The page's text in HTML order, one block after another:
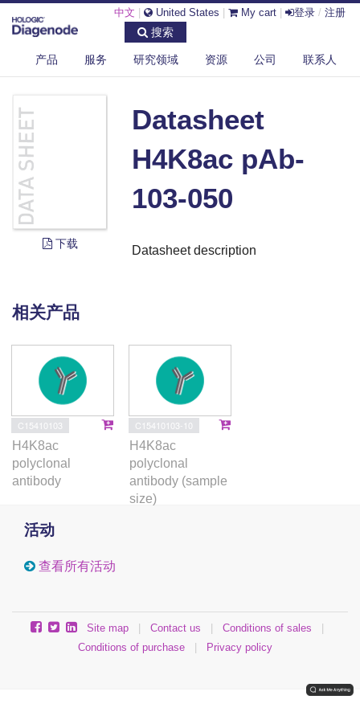
中文 United States My cart 登录 / 注册
搜索
产品 服务 研究领域 资源 公司 联系人
DIAGENODE.COM DOCUMENTS DATASHEET H4K8AC PAB-103-050
下载
Datasheet
H4K8ac pAb-
103-050
Datasheet description
相关产品
C15410103
H4K8ac
polyclonal
antibody
C15410103-10
H4K8ac
polyclonal
antibody (sample
size)
活动
查看所有活动
Site map Contact us Conditions of sales
Conditions of purchase
Privacy policy